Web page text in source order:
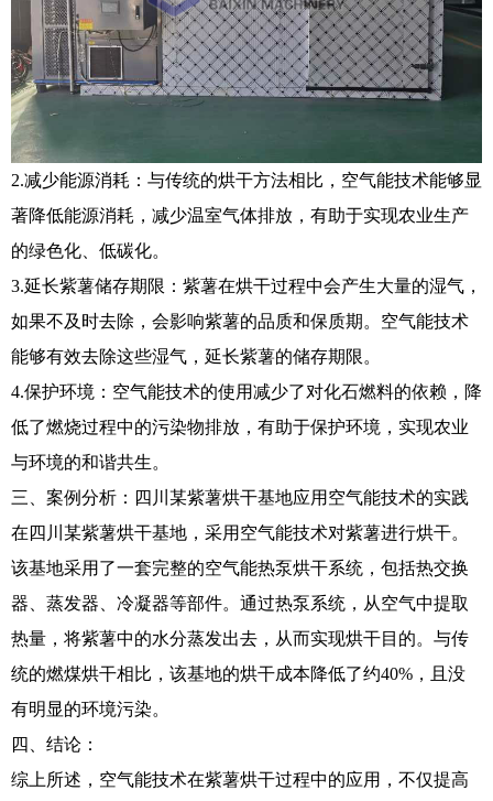
2.减少能源消耗：与传统的烘干方法相比，空气能技术能够显
著降低能源消耗，减少温室气体排放，有助于实现农业生产
的绿色化、低碳化。
3.延长紫薯储存期限：紫薯在烘干过程中会产生大量的湿气，
如果不及时去除，会影响紫薯的品质和保质期。空气能技术
能够有效去除这些湿气，延长紫薯的储存期限。
4.保护环境：空气能技术的使用减少了对化石燃料的依赖，降
低了燃烧过程中的污染物排放，有助于保护环境，实现农业
与环境的和谐共生。
三、案例分析：四川某紫薯烘干基地应用空气能技术的实践
在四川某紫薯烘干基地，采用空气能技术对紫薯进行烘干。
该基地采用了一套完整的空气能热泵烘干系统，包括热交换
器、蒸发器、冷凝器等部件。通过热泵系统，从空气中提取
热量，将紫薯中的水分蒸发出去，从而实现烘干目的。与传
统的燃煤烘干相比，该基地的烘干成本降低了约40%，且没
有明显的环境污染。
四、结论：
综上所述，空气能技术在紫薯烘干过程中的应用，不仅提高